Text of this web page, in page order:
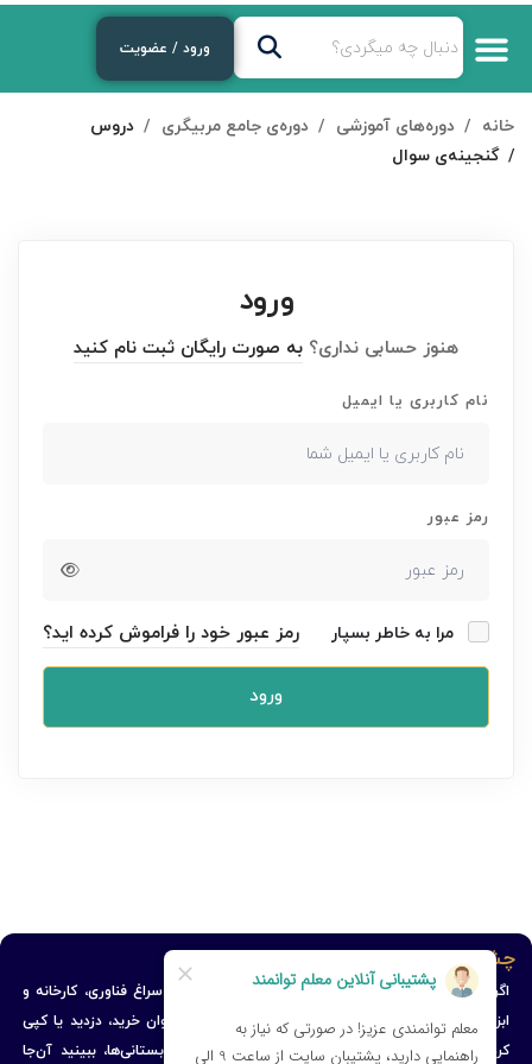
ورود / عضویت
خانه دوره‌های آموزشی دوره‌ی جامع مربیگری
دروس
گنجینه‌ی سوال
ورود
هنوز حسابی نداری؟ به صورت رایگان ثبت نام کنید
نام کاربری یا ایمیل
رمز عبور
مرا به خاطر بسپار رمز عبور خود را فراموش کرده اید؟
ورود
چشم‌انداز ما
اگر می‌خواهید بدانید کشوری توسعه می‌یابد یا نه، اصلاً سراغ فناوری، کارخانه و
ابزاری که استفاده می‌کند نروید؛ این‌ها را به راحتی می‌توان خرید، دزدید یا کپی
کرد… برای دیدن توسعه، بروید در دبستان‌ها و پیش‌دبستانی‌ها، ببینید آن‌جا